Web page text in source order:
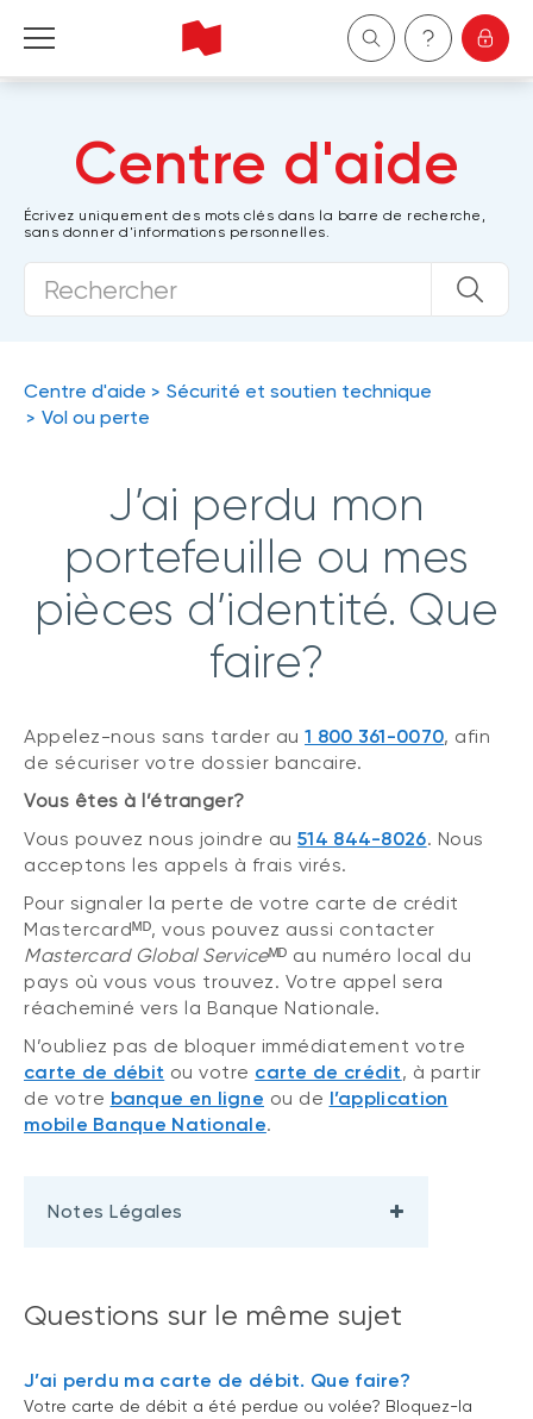
Entreprises
Gestion de patrimoine
Centre d'aide
Écrivez uniquement des mots clés dans la barre de recherche,
sans donner d'informations personnelles.
Centre d'aide
Sécurité et soutien technique
Vol ou perte
J’ai perdu mon
portefeuille ou mes
pièces d’identité. Que
faire?
Appelez-nous sans tarder au 1 800 361-0070, afin
de sécuriser votre dossier bancaire.
Vous êtes à l’étranger?
Vous pouvez nous joindre au 514 844-8026. Nous
acceptons les appels à frais virés.
Pour signaler la perte de votre carte de crédit
Mastercardᴹᴰ, vous pouvez aussi contacter
Mastercard Global Serviceᴹᴰ au numéro local du
pays où vous vous trouvez. Votre appel sera
réacheminé vers la Banque Nationale.
N’oubliez pas de bloquer immédiatement votre
carte de débit ou votre carte de crédit, à partir
de votre banque en ligne ou de l’application
mobile Banque Nationale.
Notes Légales
Questions sur le même sujet
J’ai perdu ma carte de débit. Que faire?
Votre carte de débit a été perdue ou volée? Bloquez-la